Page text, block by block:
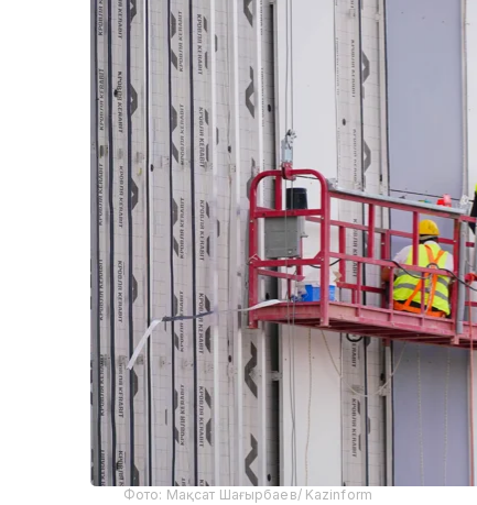
Фото: Мақсат Шағырбаев/ Kazinform